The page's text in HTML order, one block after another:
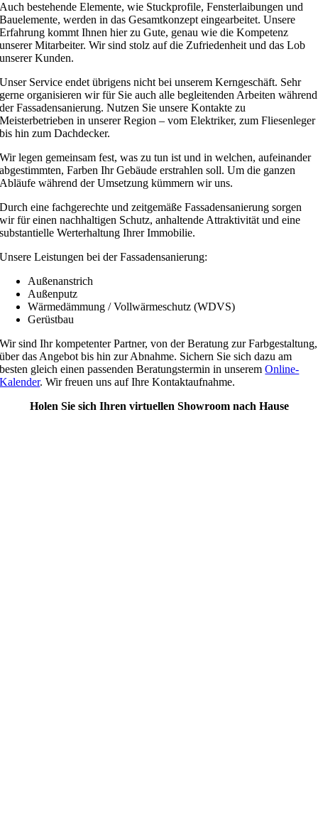
Auch bestehende Elemente, wie Stuckprofile, Fensterlaibungen und
Bauelemente, werden in das Gesamtkonzept eingearbeitet. Unsere
Erfahrung kommt Ihnen hier zu Gute, genau wie die Kompetenz
unserer Mitarbeiter. Wir sind stolz auf die Zufriedenheit und das Lob
unserer Kunden.
Unser Service endet übrigens nicht bei unserem Kerngeschäft. Sehr
gerne organisieren wir für Sie auch alle begleitenden Arbeiten während
der Fassadensanierung. Nutzen Sie unsere Kontakte zu
Meisterbetrieben in unserer Region – vom Elektriker, zum Fliesenleger
bis hin zum Dachdecker.
Wir legen gemeinsam fest, was zu tun ist und in welchen, aufeinander
abgestimmten, Farben Ihr Gebäude erstrahlen soll. Um die ganzen
Abläufe während der Umsetzung kümmern wir uns.
Durch eine fachgerechte und zeitgemäße Fassadensanierung sorgen
wir für einen nachhaltigen Schutz, anhaltende Attraktivität und eine
substantielle Werterhaltung Ihrer Immobilie.
Unsere Leistungen bei der Fassadensanierung:
Außenanstrich
Außenputz
Wärmedämmung / Vollwärmeschutz (WDVS)
Gerüstbau
Wir sind Ihr kompetenter Partner, von der Beratung zur Farbgestaltung,
über das Angebot bis hin zur Abnahme. Sichern Sie sich dazu am
besten gleich einen passenden Beratungstermin in unseremOnline-
Kalender. Wir freuen uns auf Ihre Kontaktaufnahme.
Holen Sie sich Ihren virtuellen Showroom nach Hause